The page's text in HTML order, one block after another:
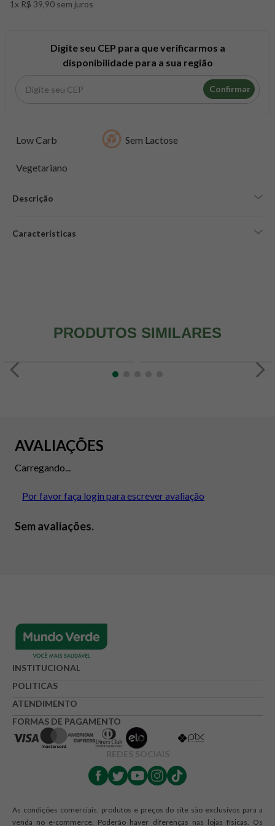
1x R$ 39,90 sem juros
Digite seu CEP para que verificarmos a
disponibilidade para a sua região
Confirmar
Low Carb Sem Lactose
Vegetariano
Descrição
Características
PRODUTOS SIMILARES
AVALIAÇÕES
Carregando...
Por favor faça login para escrever avaliação
Sem avaliações.
INSTITUCIONAL
POLITICAS
ATENDIMENTO
FORMAS DE PAGAMENTO
REDES SOCIAIS
As condições comerciais, produtos e preços do site são exclusivos para a
venda no e-commerce. Poderão haver diferenças nas lojas físicas. Os
8º snack proteico mundo verde